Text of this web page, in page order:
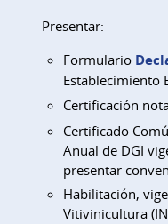
Presentar:
Formulario
Establecimiento
Certificación
Certificado
Anual de DGI
presentar
Habilitación,
Vitivinicultura